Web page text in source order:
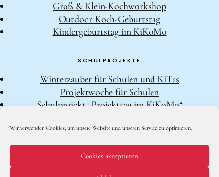
Wir verwenden Cookies, um unsere Website und unseren Service zu optimieren.
Cookies akzeptieren
Groß & Klein-Kochworkshop
Outdoor Koch-Geburtstag
Kindergeburtstag im KiKoMo
SCHULPROJEKTE
Winterzauber für Schulen und KiTas
Projektwoche für Schulen
Schulprojekt „Projekttag im KiKoMo“
Outdoorkochen“
Schulprojekt „Iss dich klug“
Impressum|